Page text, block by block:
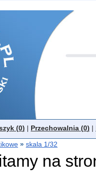
(0) | Przechowalnia (0) |
» skala 1/32
na